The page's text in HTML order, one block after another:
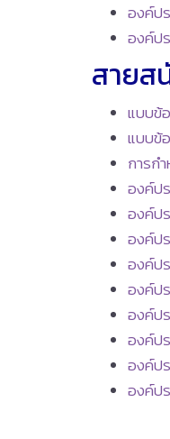
องค์ป
องค์ป
สายส
แบบข้
แบบข้
การก
องค์ป
องค์ป
องค์ป
องค์ป
องค์ป
องค์ป
องค์ป
องค์ป
องค์ป